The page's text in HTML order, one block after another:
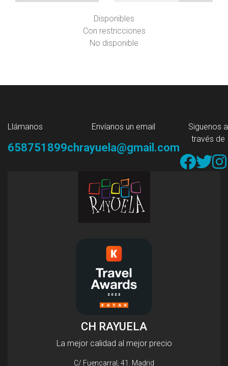
Disponibles
Con restricciones
No disponible
Llámanos
658751899
Envíanos un email
chrayuela@gmail.com
Siguenos a
través de
CH RAYUELA
La mejor calidad al mejor precio
C/ Fuencarral, 41. Madrid